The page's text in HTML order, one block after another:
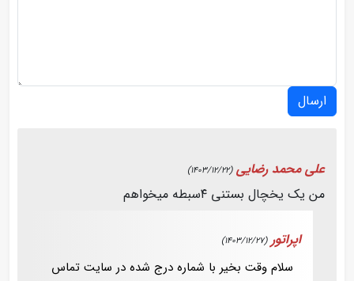
ارسال
علی محمد رضایی(1403/12/22)
من یک یخچال بستنی ۴سبطه میخواهم
اپراتور (1403/12/27)
سلام وقت بخیر با شماره درج شده در سایت تماس